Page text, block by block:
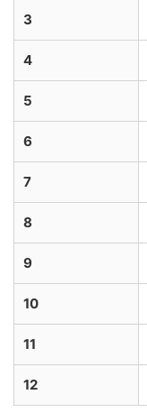
3
4
5
6
7
8
9
10
11
12